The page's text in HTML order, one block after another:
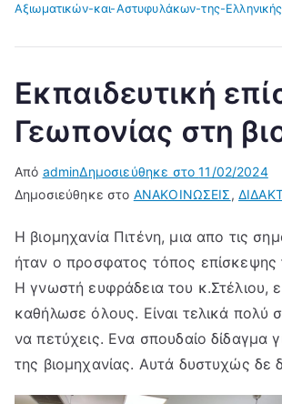
Αξιωματικών-και-Αστυφυλάκων-της-
Εκπαιδευτική
Γεωπονίας στη
Από adminΔημοσιεύθηκε στο11/02/2024
Δημοσιεύθηκε στο ΑΝΑΚΟΙΝΩΣΕΙΣ,
Η βιομηχανία Πιτένη, μια απο τις
ήταν ο προσφατος τόπος
Η γνωστή ευφράδεια του
καθήλωσε όλους. Είναι τελικά πολύ
να πετύχεις. Ενα σπουδαίο δίδαγμα
της βιομηχανίας. Αυτά δυστυχώς δε